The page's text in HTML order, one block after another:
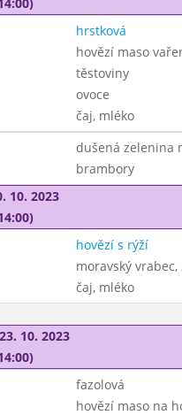
hrstková
hovězí maso
těstoviny
ovoce
čaj, mléko
dušená zelenina
brambory
10. 2023
hovězí s rýží
moravský
čaj, mléko
10. 2023
fazolová
hovězí maso na